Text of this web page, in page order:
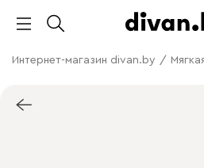
Интернет-магазин divan.by /